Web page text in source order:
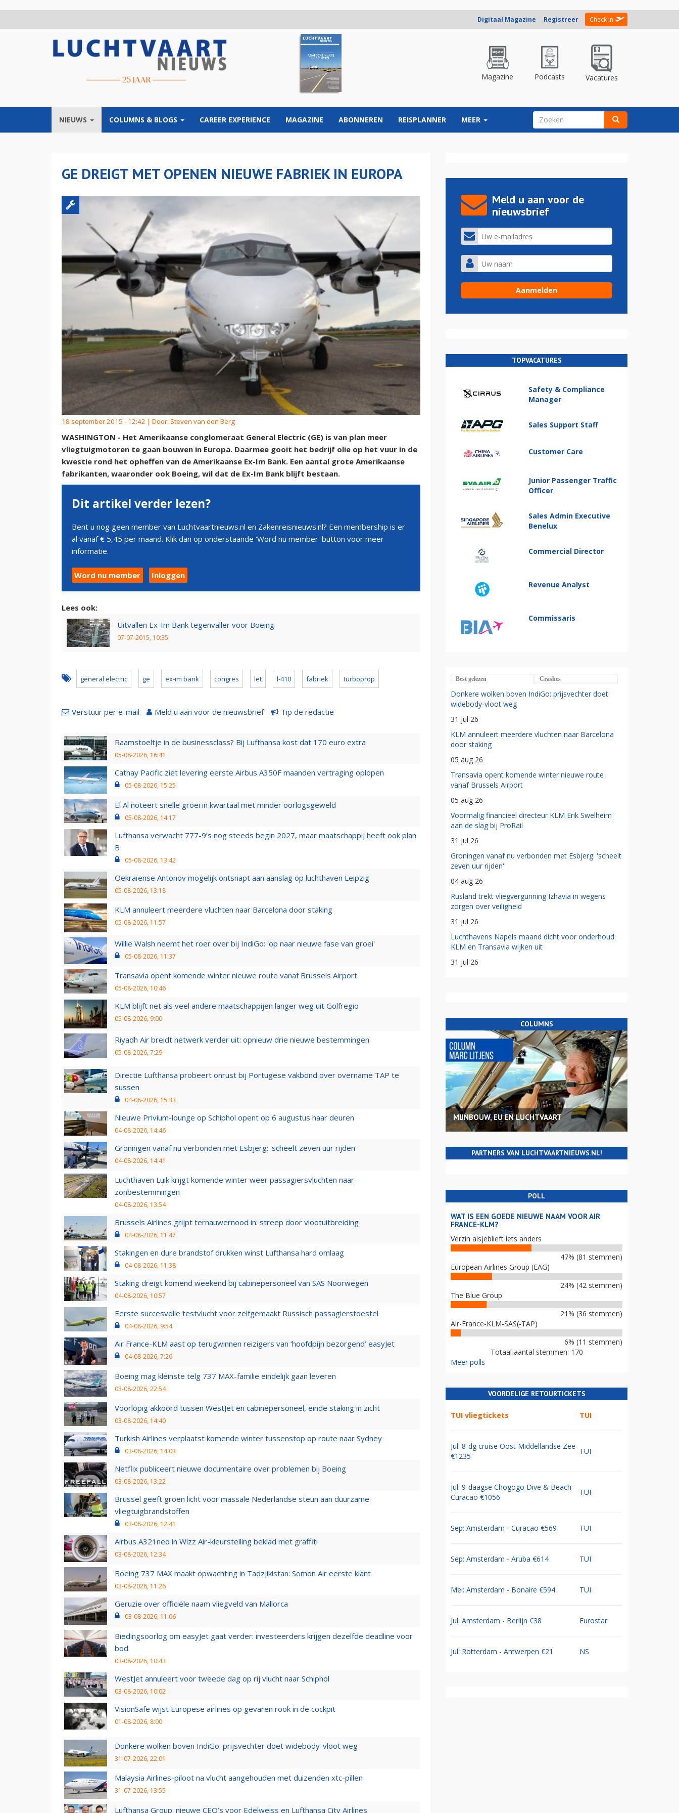
Digitaal Magazine Registreer Check in
Magazine Podcasts Vacatures
NIEUWS COLUMNS & BLOGS CAREER EXPERIENCE MAGAZINE ABONNEREN REISPLANNER MEER ZOEKVELD
GE DREIGT MET OPENEN NIEUWE FABRIEK IN EUROPA
18 september 2015 - 12:42 | Door: Steven van den Berg
WASHINGTON - Het Amerikaanse conglomeraat General Electric (GE) is van plan meer
vliegtuigmotoren te gaan bouwen in Europa. Daarmee gooit het bedrijf olie op het vuur in de
kwestie rond het opheffen van de Amerikaanse Ex-Im Bank. Een aantal grote Amerikaanse
fabrikanten, waaronder ook Boeing, wil dat de Ex-Im Bank blijft bestaan.
Dit artikel verder lezen?
Bent u nog geen member van Luchtvaartnieuws.nl en Zakenreisnieuws.nl? Een membership is er
al vanaf € 5,45 per maand. Klik dan op onderstaande 'Word nu member' button voor meer
informatie.
Word nu member Inloggen
Lees ook:
Uitvallen Ex-Im Bank tegenvaller voor Boeing
07-07-2015, 10:35
general electric ge ex-im bank congres let l-410 fabriek turboprop
Verstuur per e-mail Meld u aan voor de nieuwsbrief Tip de redactie
Raamstoeltje in de businessclass? Bij Lufthansa kost dat 170 euro extra
05-08-2026, 16:41
Cathay Pacific ziet levering eerste Airbus A350F maanden vertraging oplopen
05-08-2026, 15:25
El Al noteert snelle groei in kwartaal met minder oorlogsgeweld
05-08-2026, 14:17
Lufthansa verwacht 777-9’s nog steeds begin 2027, maar maatschappij heeft ook plan
B
05-08-2026, 13:42
Oekraïense Antonov mogelijk ontsnapt aan aanslag op luchthaven Leipzig
05-08-2026, 13:18
KLM annuleert meerdere vluchten naar Barcelona door staking
05-08-2026, 11:57
Willie Walsh neemt het roer over bij IndiGo: 'op naar nieuwe fase van groei'
05-08-2026, 11:37
Transavia opent komende winter nieuwe route vanaf Brussels Airport
05-08-2026, 10:46
KLM blijft net als veel andere maatschappijen langer weg uit Golfregio
05-08-2026, 9:00
Riyadh Air breidt netwerk verder uit: opnieuw drie nieuwe bestemmingen
05-08-2026, 7:29
Directie Lufthansa probeert onrust bij Portugese vakbond over overname TAP te
sussen
04-08-2026, 15:33
Nieuwe Privium-lounge op Schiphol opent op 6 augustus haar deuren
04-08-2026, 14:46
Groningen vanaf nu verbonden met Esbjerg: 'scheelt zeven uur rijden'
04-08-2026, 14:41
Luchthaven Luik krijgt komende winter weer passagiersvluchten naar
zonbestemmingen
04-08-2026, 13:54
Brussels Airlines grijpt ternauwernood in: streep door vlootuitbreiding
04-08-2026, 11:47
Stakingen en dure brandstof drukken winst Lufthansa hard omlaag
04-08-2026, 11:38
Staking dreigt komend weekend bij cabinepersoneel van SAS Noorwegen
04-08-2026, 10:57
Eerste succesvolle testvlucht voor zelfgemaakt Russisch passagierstoestel
04-08-2026, 9:54
Air France-KLM aast op terugwinnen reizigers van ‘hoofdpijn bezorgend’ easyJet
04-08-2026, 7:26
Boeing mag kleinste telg 737 MAX-familie eindelijk gaan leveren
03-08-2026, 22:54
Voorlopig akkoord tussen WestJet en cabinepersoneel, einde staking in zicht
03-08-2026, 14:40
Turkish Airlines verplaatst komende winter tussenstop op route naar Sydney
03-08-2026, 14:03
Netflix publiceert nieuwe documentaire over problemen bij Boeing
03-08-2026, 13:22
Brussel geeft groen licht voor massale Nederlandse steun aan duurzame
vliegtuigbrandstoffen
03-08-2026, 12:41
Airbus A321neo in Wizz Air-kleurstelling beklad met graffiti
03-08-2026, 12:34
Boeing 737 MAX maakt opwachting in Tadzjikistan: Somon Air eerste klant
03-08-2026, 11:26
Geruzie over officiële naam vliegveld van Mallorca
03-08-2026, 11:06
Biedingsoorlog om easyJet gaat verder: investeerders krijgen dezelfde deadline voor
bod
03-08-2026, 10:43
WestJet annuleert voor tweede dag op rij vlucht naar Schiphol
03-08-2026, 10:02
VisionSafe wijst Europese airlines op gevaren rook in de cockpit
01-08-2026, 8:00
Donkere wolken boven IndiGo: prijsvechter doet widebody-vloot weg
31-07-2026, 22:01
Malaysia Airlines-piloot na vlucht aangehouden met duizenden xtc-pillen
31-07-2026, 13:55
Lufthansa Group: nieuwe CEO’s voor Edelweiss en Lufthansa City Airlines
Meld u aan voor de
nieuwsbrief
TOPVACATURES
Safety & Compliance
Manager
Sales Support Staff
Customer Care
Junior Passenger Traffic
Officer
Sales Admin Executive
Benelux
Commercial Director
Revenue Analyst
Commissaris
Best gelezen Crashes
Donkere wolken boven IndiGo: prijsvechter doet
widebody-vloot weg
31 jul 26
KLM annuleert meerdere vluchten naar Barcelona
door staking
05 aug 26
Transavia opent komende winter nieuwe route
vanaf Brussels Airport
05 aug 26
Voormalig financieel directeur KLM Erik Swelheim
aan de slag bij ProRail
31 jul 26
Groningen vanaf nu verbonden met Esbjerg: 'scheelt
zeven uur rijden'
04 aug 26
Rusland trekt vliegvergunning Izhavia in wegens
zorgen over veiligheid
31 jul 26
Luchthavens Napels maand dicht voor onderhoud:
KLM en Transavia wijken uit
31 jul 26
COLUMNS
MIJNBOUW, EU EN LUCHTVAART
PARTNERS VAN LUCHTVAARTNIEUWS.NL!
POLL
WAT IS EEN GOEDE NIEUWE NAAM VOOR AIR
FRANCE-KLM?
Verzin alsjeblieft iets anders
47% (81 stemmen)
European Airlines Group (EAG)
24% (42 stemmen)
The Blue Group
21% (36 stemmen)
Air-France-KLM-SAS(-TAP)
6% (11 stemmen)
Totaal aantal stemmen: 170
Meer polls
VOORDELIGE RETOURTICKETS
TUI vliegtickets TUI
Jul: 8-dg cruise Oost Middellandse Zee
€1235
TUI
Jul: 9-daagse Chogogo Dive & Beach
Curacao €1056
TUI
Sep: Amsterdam - Curacao €569 TUI
Sep: Amsterdam - Aruba €614 TUI
Mei: Amsterdam - Bonaire €594 TUI
Jul: Amsterdam - Berlijn €38 Eurostar
Jul: Rotterdam - Antwerpen €21 NS